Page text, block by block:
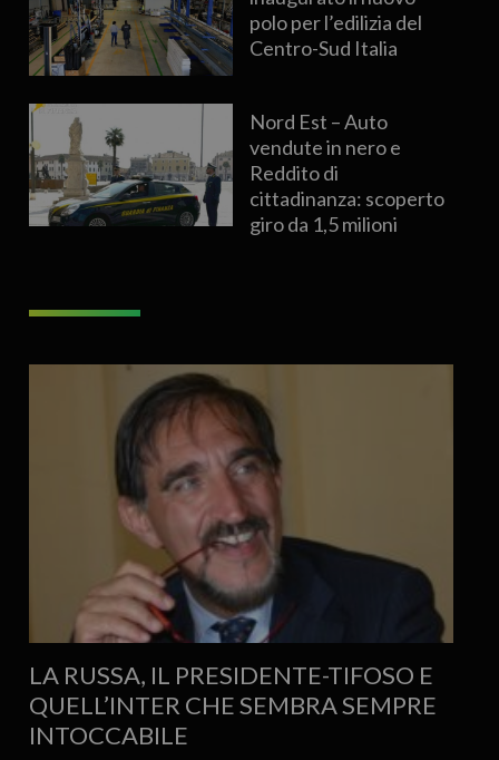
polo per l’edilizia del
Centro-Sud Italia
Nord Est – Auto
vendute in nero e
Reddito di
cittadinanza: scoperto
giro da 1,5 milioni
LA RUSSA, IL PRESIDENTE-TIFOSO E
QUELL’INTER CHE SEMBRA SEMPRE
INTOCCABILE